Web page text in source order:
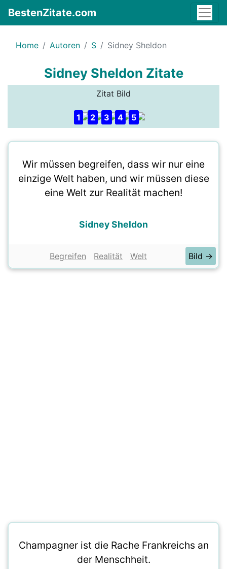
BestenZitate.com
Home Autoren S Sidney Sheldon
Sidney Sheldon Zitate
Zitat Bild
1 2 3 4 5
Wir müssen begreifen, dass wir nur eine
einzige Welt haben, und wir müssen diese
eine Welt zur Realität machen!
Sidney Sheldon
Begreifen Realität Welt Bild →
Champagner ist die Rache Frankreichs an
der Menschheit.